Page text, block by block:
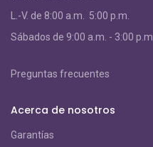
L.-V. de 8:00 a.m. 5:00 p.m.
Sábados de 9:00 a.m. - 3:00 p.m.
Preguntas frecuentes
Acerca de nosotros
Garantías